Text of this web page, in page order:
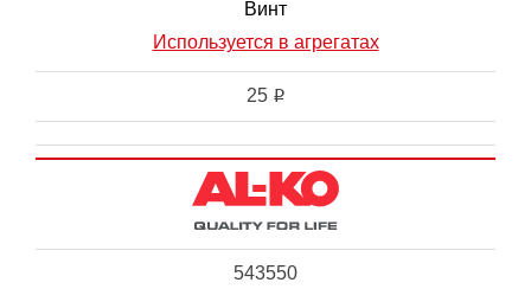
Винт
Используется в агрегатах
25 i
543550